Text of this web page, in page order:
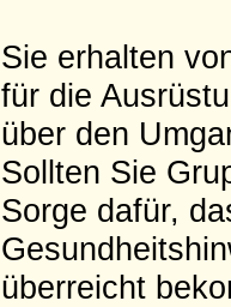
Sie erhalten
für die
über den
Sollten Sie
Sorge dafür,
überreicht